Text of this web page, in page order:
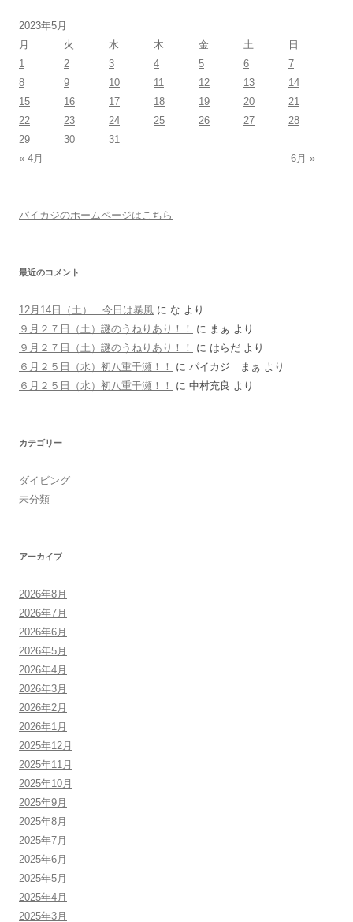
2023年5月
月
火 水 木 金 土
日
1
2 3 4 5 6
7
8
9 10 11 12 13
14
15
16 17 18 19 20
21
22
23 24 25 26 27
28
29
30
31
« 4月
6月 »
パイカジのホームページはこちら
最近のコメント
12月14日（土） 今日は暴風 に な より
９月２７日（土）謎のうねりあり！！
に まぁ より
９月２７日（土）謎のうねりあり！！
に はらだ より
６月２５日（水）初八重干瀬！！
に パイカジ まぁ より
６月２５日（水）初八重干瀬！！
に 中村充良 より
カテゴリー
ダイビング
未分類
アーカイブ
2026年8月
2026年7月
2026年6月
2026年5月
2026年4月
2026年3月
2026年2月
2026年1月
2025年12月
2025年11月
2025年10月
2025年9月
2025年8月
2025年7月
2025年6月
2025年5月
2025年4月
2025年3月